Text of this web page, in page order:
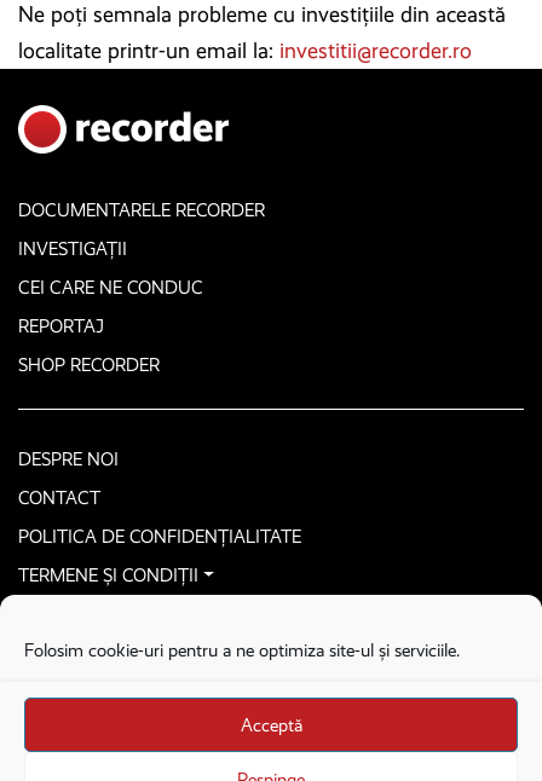
Folosim cookie-uri pentru a ne optimiza site-ul și serviciile.
Acceptă
Ne poți semnala probleme cu investițiile din această
localitate printr-un email la: investitii@recorder.ro
DOCUMENTARELE RECORDER
INVESTIGAȚII
CEI CARE NE CONDUC
REPORTAJ
SHOP RECORDER
DESPRE NOI
CONTACT
POLITICA DE CONFIDENȚIALITATE
TERMENE ȘI CONDIȚII
Stega creative
Brandul Recorder e operat de Asociația Recorder Community, sub licența SC